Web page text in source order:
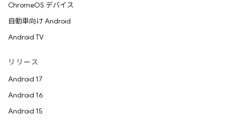
ChromeOS デバイス
自動車向け Android
Android TV
リリース
Android 17
Android 16
Android 15